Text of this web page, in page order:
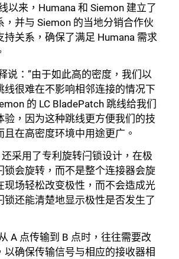
以来，Humana 和 Siemon 建立了
，并与 Siemon 的当地分销合作伙
持关系，确保了满足 Humana 需求
说：”由于如此高的密度，我们以
线很难在不影响相邻连接的情况下
的 LC BladePatch 跳线给我们
验，因为这种跳线更方便我们的技
在高密度环境中用途更广。
还采用了专利旋转闩锁设计，在极
锁会旋转，而不是整个连接器会旋
现场轻松改变极性，而不会造成光
锁还能清楚地显示极性是否发生了
A 点传输到 B 点时，往往需要改
以确保传输信号与相应的接收器相